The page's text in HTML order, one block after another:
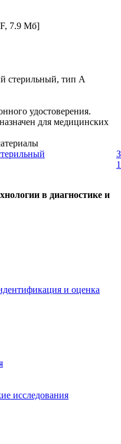
7.9 Мб]
стерильный, тип А
удостоверения.
для медицинских
в диагностике и
и оценка
исследования